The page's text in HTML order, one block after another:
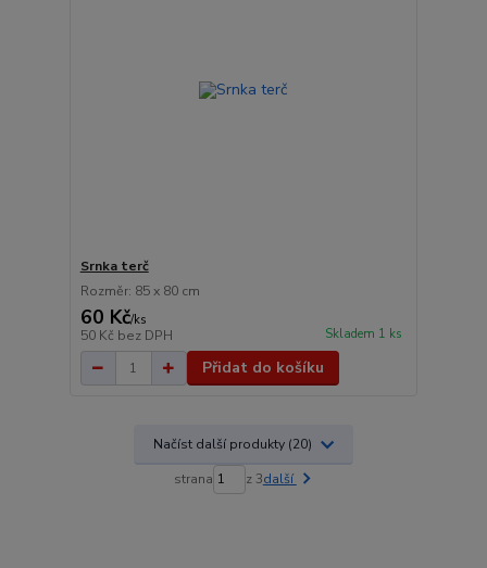
Srnka terč
Rozměr: 85 x 80 cm
60 Kč/ks
50 Kč bez DPH Skladem 1 ks
Přidat do košíku
Načíst další produkty (20)
strana z 3další